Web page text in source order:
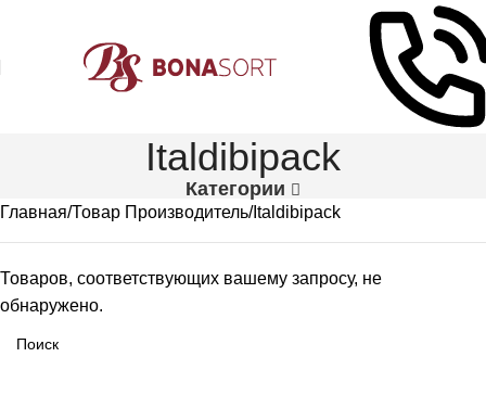
Italdibipack
Категории
Главная Товар Производитель Italdibipack
Товаров, соответствующих вашему запросу, не
обнаружено.